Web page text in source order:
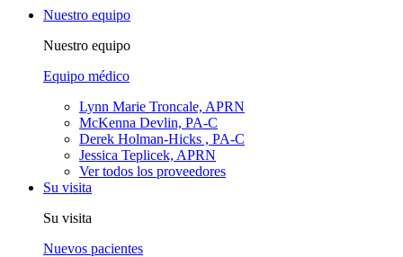
Nuestro equipo
Nuestro equipo
Equipo médico
Lynn Marie Troncale, APRN
McKenna Devlin, PA-C
Derek Holman-Hicks , PA-C
Jessica Teplicek, APRN
Ver todos los proveedores
Su visita
Su visita
Nuevos pacientes